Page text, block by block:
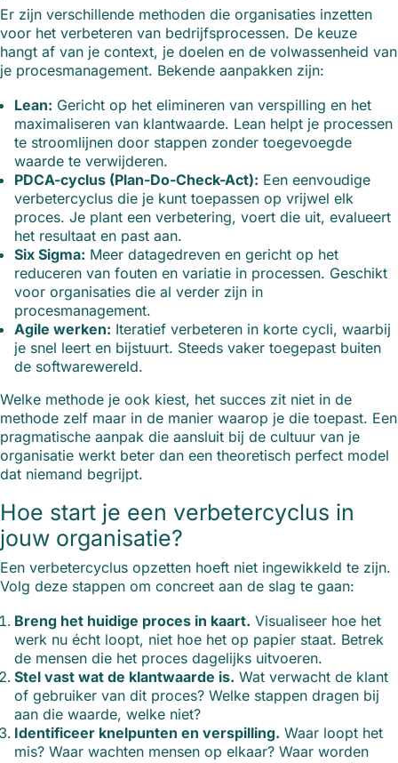
Er zijn verschillende methoden die organisaties inzetten
voor het verbeteren van bedrijfsprocessen. De keuze
hangt af van je context, je doelen en de volwassenheid van
je procesmanagement. Bekende aanpakken zijn:
Lean: Gericht op het elimineren van verspilling en het
maximaliseren van klantwaarde. Lean helpt je processen
te stroomlijnen door stappen zonder toegevoegde
waarde te verwijderen.
PDCA-cyclus (Plan-Do-Check-Act): Een eenvoudige
verbetercyclus die je kunt toepassen op vrijwel elk
proces. Je plant een verbetering, voert die uit, evalueert
het resultaat en past aan.
Six Sigma: Meer datagedreven en gericht op het
reduceren van fouten en variatie in processen. Geschikt
voor organisaties die al verder zijn in
procesmanagement.
Agile werken: Iteratief verbeteren in korte cycli, waarbij
je snel leert en bijstuurt. Steeds vaker toegepast buiten
de softwarewereld.
Welke methode je ook kiest, het succes zit niet in de
methode zelf maar in de manier waarop je die toepast. Een
pragmatische aanpak die aansluit bij de cultuur van je
organisatie werkt beter dan een theoretisch perfect model
dat niemand begrijpt.
Hoe start je een verbetercyclus in
jouw organisatie?
Een verbetercyclus opzetten hoeft niet ingewikkeld te zijn.
Volg deze stappen om concreet aan de slag te gaan:
Breng het huidige proces in kaart. Visualiseer hoe het
werk nu écht loopt, niet hoe het op papier staat. Betrek
de mensen die het proces dagelijks uitvoeren.
Stel vast wat de klantwaarde is. Wat verwacht de klant
of gebruiker van dit proces? Welke stappen dragen bij
aan die waarde, welke niet?
Identificeer knelpunten en verspilling. Waar loopt het
mis? Waar wachten mensen op elkaar? Waar worden